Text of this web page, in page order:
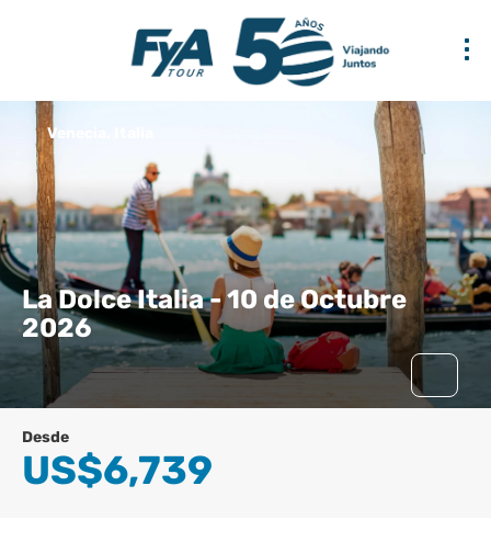
La Dolce Italia - 10 de Octubre
2026
Venecia, Italia
Desde
US$6,739